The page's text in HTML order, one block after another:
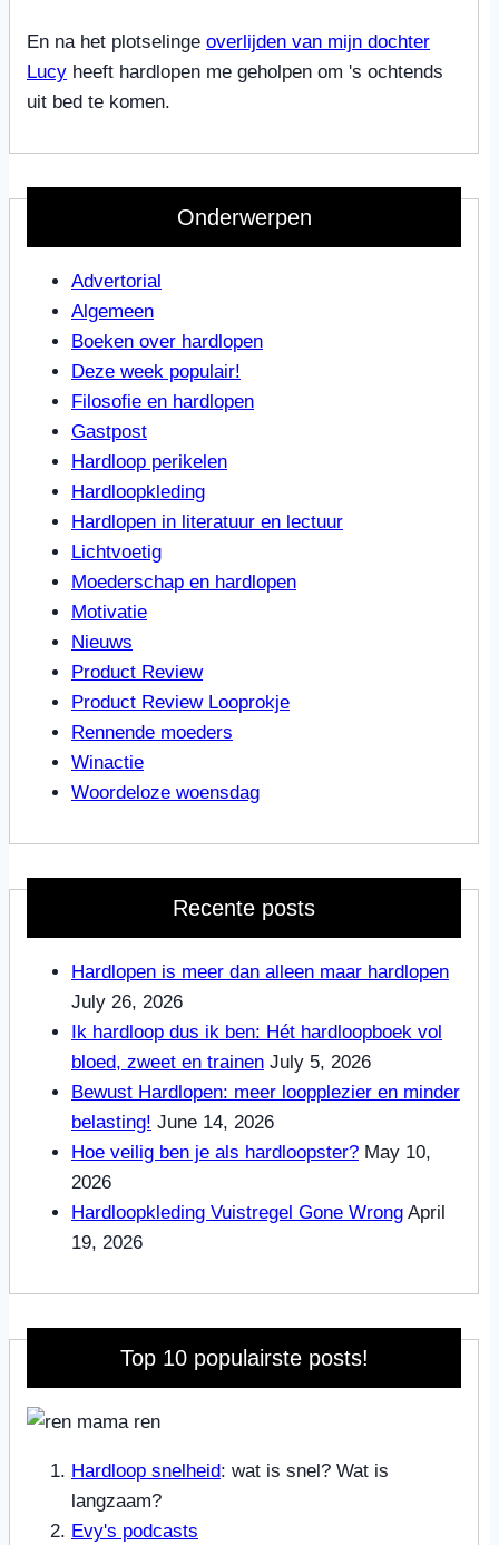
En na het plotselinge overlijden van mijn dochter
Lucy heeft hardlopen me geholpen om 's ochtends
uit bed te komen.
Onderwerpen
Advertorial
Algemeen
Boeken over hardlopen
Deze week populair!
Filosofie en hardlopen
Gastpost
Hardloop perikelen
Hardloopkleding
Hardlopen in literatuur en lectuur
Lichtvoetig
Moederschap en hardlopen
Motivatie
Nieuws
Product Review
Product Review Looprokje
Rennende moeders
Winactie
Woordeloze woensdag
Recente posts
Hardlopen is meer dan alleen maar hardlopen
July 26, 2026
Ik hardloop dus ik ben: Hét hardloopboek vol
bloed, zweet en trainen July 5, 2026
Bewust Hardlopen: meer loopplezier en minder
belasting! June 14, 2026
Hoe veilig ben je als hardloopster? May 10,
2026
Hardloopkleding Vuistregel Gone Wrong April
19, 2026
Top 10 populairste posts!
Hardloop snelheid: wat is snel? Wat is
langzaam?
Evy's podcasts